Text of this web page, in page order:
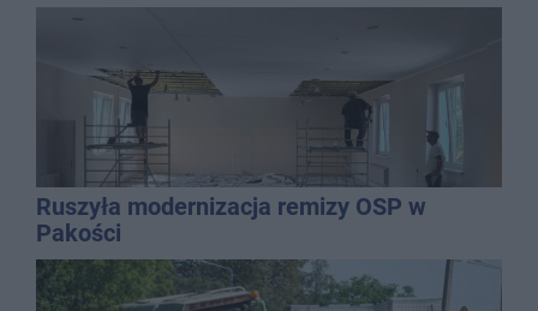
Ruszyła modernizacja remizy OSP w
Pakości